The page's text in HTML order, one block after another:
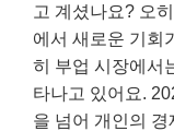
고 계셨나요? 오
에서 새로운 기회
히 부업 시장에서
타나고 있어요.
을 넘어 개인의